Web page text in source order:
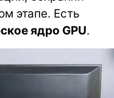
этапе. Есть
ядро GPU.